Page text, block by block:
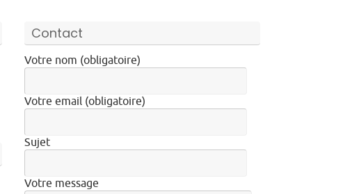
Contact
Votre nom (obligatoire)
Votre email (obligatoire)
Sujet
Votre message